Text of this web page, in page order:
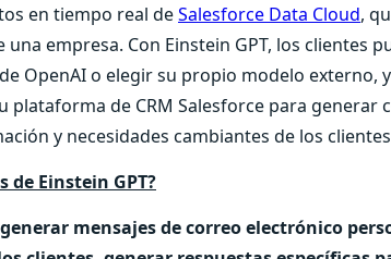
en tiempo real deSalesforce Data Cloud,
empresa. Con Einstein GPT, los clientes
OpenAI o elegir su propio modelo externo,
plataforma de CRM Salesforce para generar
y necesidades cambiantes de los
de Einstein GPT?
mensajes de correo electrónico